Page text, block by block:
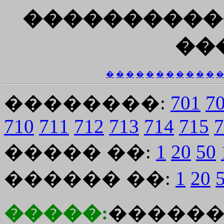
� � � � � � � � � � � �
��������: 701
710 711 712 713 714 715
����� ��: 1 20 50
������ ��: 1 20
�����: